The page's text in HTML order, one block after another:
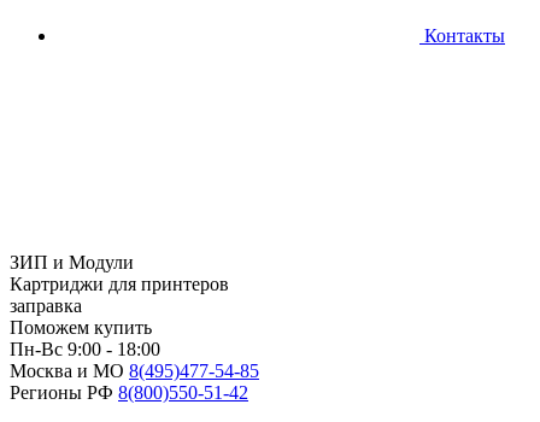
Контакты
ЗИП и Модули
Картриджи для принтеров
заправка
Поможем купить
Пн-Вс 9:00 - 18:00
Москва и МО 8(495)477-54-85
Регионы РФ 8(800)550-51-42